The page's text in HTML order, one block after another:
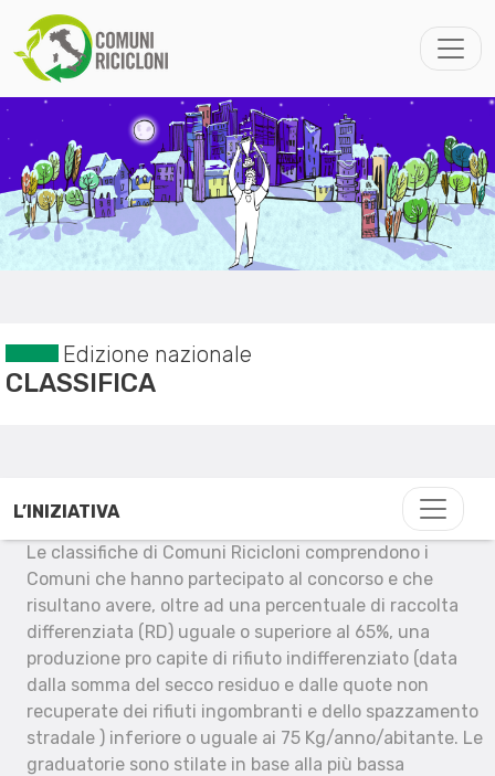
Edizione nazionale
CLASSIFICA
L’INIZIATIVA
Le classifiche di Comuni Ricicloni comprendono i
Comuni che hanno partecipato al concorso e che
risultano avere, oltre ad una percentuale di raccolta
differenziata (RD) uguale o superiore al 65%, una
produzione pro capite di rifiuto indifferenziato (data
dalla somma del secco residuo e dalle quote non
recuperate dei rifiuti ingombranti e dello spazzamento
stradale ) inferiore o uguale ai 75 Kg/anno/abitante. Le
graduatorie sono stilate in base alla più bassa